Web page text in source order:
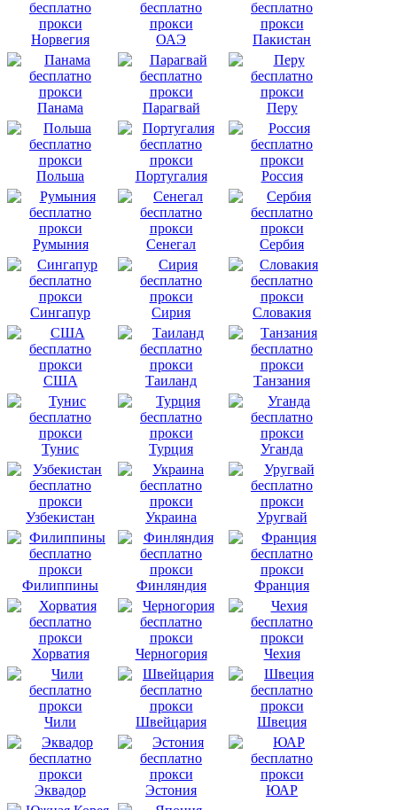
Норвегия ОАЭ Пакистан
Панама Парагвай Перу
Польша Португалия Россия
Румыния Сенегал Сербия
Сингапур Сирия Словакия
США Таиланд Танзания
Тунис Турция Уганда
Узбекистан Украина Уругвай
Филиппины Финляндия Франция
Хорватия Черногория Чехия
Чили Швейцария Швеция
Эквадор Эстония ЮАР